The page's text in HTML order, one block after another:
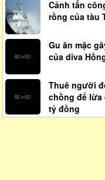
Cảnh tấn
rồng của tàu
Gu ăn mặc
của diva
Thuê người
chồng để lừa
tỷ đồng